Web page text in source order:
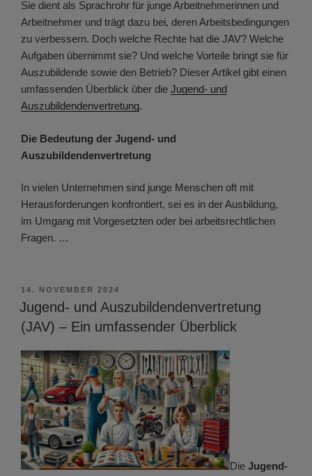
Sie dient als Sprachrohr für junge Arbeitnehmerinnen und
Arbeitnehmer und trägt dazu bei, deren Arbeitsbedingungen
zu verbessern. Doch welche Rechte hat die JAV? Welche
Aufgaben übernimmt sie? Und welche Vorteile bringt sie für
Auszubildende sowie den Betrieb? Dieser Artikel gibt einen
umfassenden Überblick über die Jugend- und
Auszubildendenvertretung.
Die Bedeutung der Jugend- und
Auszubildendenvertretung
In vielen Unternehmen sind junge Menschen oft mit
Herausforderungen konfrontiert, sei es in der Ausbildung,
im Umgang mit Vorgesetzten oder bei arbeitsrechtlichen
Fragen. …
VERÖFFENTLICHT
AM
14. NOVEMBER 2024
Jugend- und Auszubildendenvertretung
(JAV) – Ein umfassender Überblick
Die Jugend-